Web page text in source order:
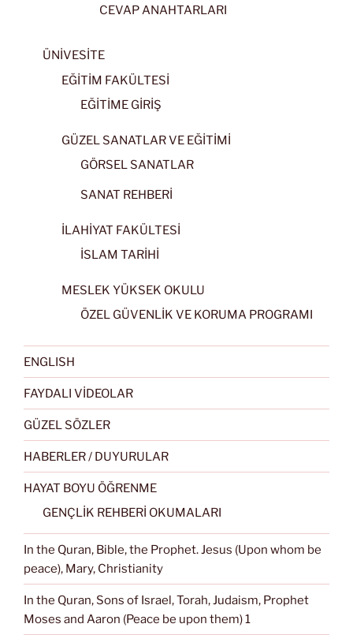
CEVAP ANAHTARLARI
ÜNİVESİTE
EĞİTİM FAKÜLTESİ
EĞİTİME GİRİŞ
GÜZEL SANATLAR VE EĞİTİMİ
GÖRSEL SANATLAR
SANAT REHBERİ
İLAHİYAT FAKÜLTESİ
İSLAM TARİHİ
MESLEK YÜKSEK OKULU
ÖZEL GÜVENLİK VE KORUMA PROGRAMI
ENGLISH
FAYDALI VİDEOLAR
GÜZEL SÖZLER
HABERLER / DUYURULAR
HAYAT BOYU ÖĞRENME
GENÇLİK REHBERİ OKUMALARI
In the Quran, Bible, the Prophet. Jesus (Upon whom be
peace), Mary, Christianity
In the Quran, Sons of Israel, Torah, Judaism, Prophet
Moses and Aaron (Peace be upon them) 1